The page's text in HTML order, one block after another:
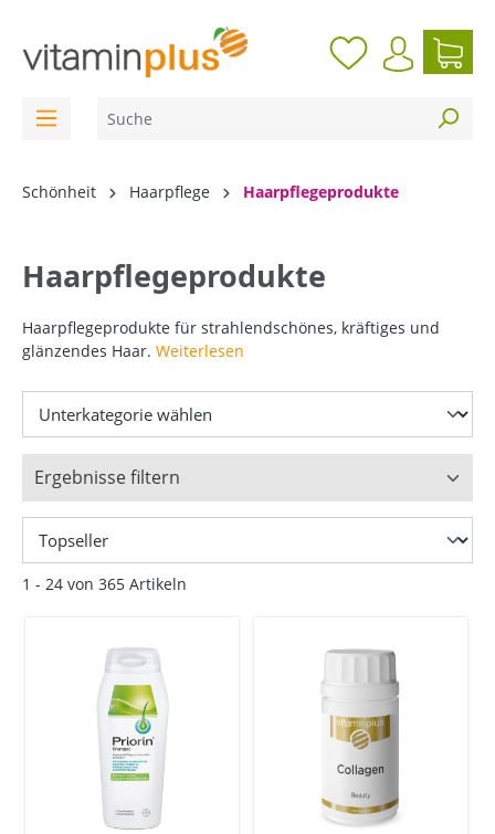
Schönheit Haarpflege Haarpflegeprodukte
Haarpflegeprodukte
Haarpflegeprodukte für strahlendschönes, kräftiges und
glänzendes Haar. Weiterlesen
Ergebnisse filtern
1 - 24 von 365 Artikeln